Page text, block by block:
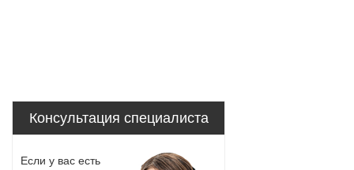
Консультация специалиста
Если у вас есть